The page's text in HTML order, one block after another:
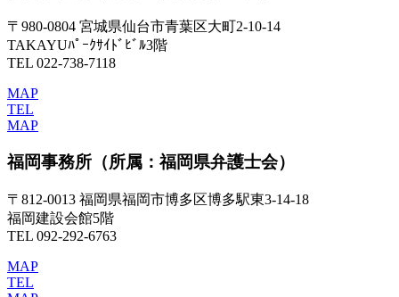
〒980-0804 宮城県仙台市青葉区大町2-10-14
TAKAYUﾊﾟｰｸｻｲﾄﾞﾋﾞﾙ3階
TEL 022-738-7118
MAP
TEL
MAP
福岡事務所 （所属：福岡県弁護士会）
〒812-0013 福岡県福岡市博多区博多駅東3-14-18
福岡建設会館5階
TEL 092-292-6763
MAP
TEL